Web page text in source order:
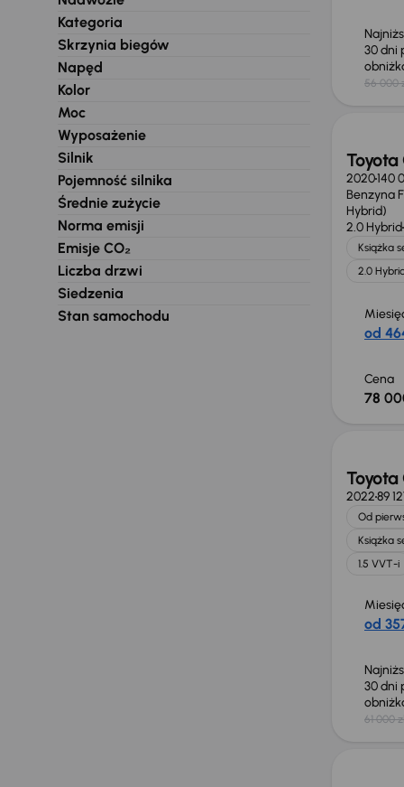
Kategoria
Skrzynia biegów
Napęd
Kolor
Moc
Wyposażenie
Silnik
Pojemność silnika
Średnie zużycie
Norma emisji
Emisje CO₂
Liczba drzwi
Siedzenia
Stan samochodu
30 dni
56 000
Toyota
2020140
Benzyna
Hybrid)
2.0 Hybrid
Książka
2.0
od
Cena
78
Toyota
202289
Od
Książka
1.5 VVT-i
od
30 dni
61 000